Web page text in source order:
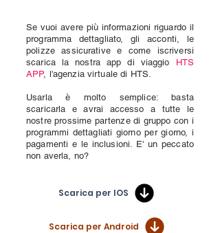
Se vuoi avere più informazioni riguardo il
programma dettagliato, gli acconti, le
polizze assicurative e come iscriversi
scarica la nostra app di viaggio HTS
APP, l'agenzia virtuale di HTS.
Usarla è molto semplice: basta
scaricarla e avrai accesso a tutte le
nostre prossime partenze di gruppo con i
programmi dettagliati giorno per giorno, i
pagamenti e le inclusioni. E' un peccato
non averla, no?
Scarica per IOS
Scarica per Android